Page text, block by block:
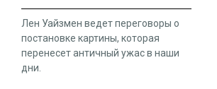
Лен Уайзмен ведет переговоры о
постановке картины, которая
перенесет античный ужас в наши
дни.